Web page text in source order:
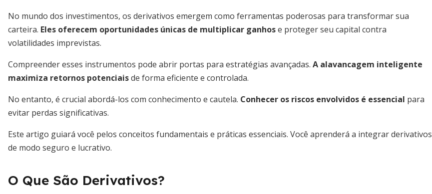
No mundo dos investimentos, os derivativos emergem como ferramentas poderosas para transformar sua
carteira. Eles oferecem oportunidades únicas de multiplicar ganhose proteger seu capital contra
volatilidades imprevistas.
Compreender esses instrumentos pode abrir portas para estratégias avançadas. A alavancagem inteligente
maximiza retornos potenciaisde forma eficiente e controlada.
No entanto, é crucial abordá-los com conhecimento e cautela. Conhecer os riscos envolvidos é essencial para
evitar perdas significativas.
Este artigo guiará você pelos conceitos fundamentais e práticas essenciais. Você aprenderá a integrar derivativos
de modo seguro e lucrativo.
O Que São Derivativos?